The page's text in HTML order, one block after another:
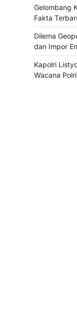
Gelombang
Fakta
Dilema
dan Impor
Kapolri
Wacana